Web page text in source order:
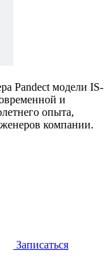
Pandect модели IS-
и
опыта,
компании.
Записаться